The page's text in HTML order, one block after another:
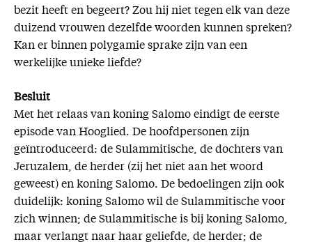
bezit heeft en begeert? Zou hij niet tegen elk van deze
duizend vrouwen dezelfde woorden kunnen spreken?
Kan er binnen polygamie sprake zijn van een
werkelijke unieke liefde?
Besluit
Met het relaas van koning Salomo eindigt de eerste
episode van Hooglied. De hoofdpersonen zijn
geïntroduceerd: de Sulammitische, de dochters van
Jeruzalem, de herder (zij het niet aan het woord
geweest) en koning Salomo. De bedoelingen zijn ook
duidelijk: koning Salomo wil de Sulammitische voor
zich winnen; de Sulammitische is bij koning Salomo,
maar verlangt naar haar geliefde, de herder; de